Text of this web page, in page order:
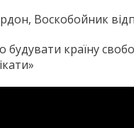
Воскобойник
будувати країну